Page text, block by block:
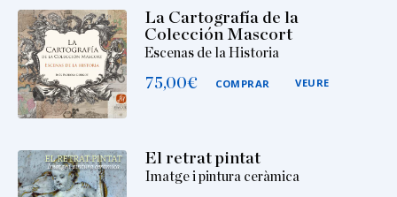
La Cartografía de la
Colección Mascort
Escenas de la Historia
75,00€ COMPRAR VEURE
El retrat pintat
Imatge i pintura ceràmica